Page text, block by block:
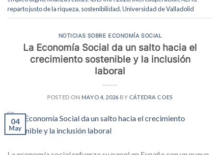
reparto justo de la riqueza, sostenibilidad,Universidad de Valladolid
NOTICIAS SOBRE ECONOMÍA SOCIAL
La Economía Social da un salto hacia el
crecimiento sostenible y la inclusión
laboral
POSTED ON MAYO 4, 2026 BY CÁTEDRA COES
04
May